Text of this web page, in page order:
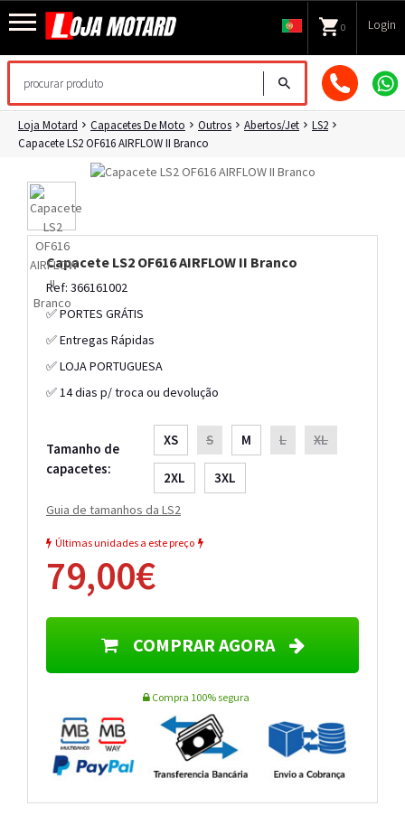
0 Login
Loja Motard Capacetes De Moto Outros Abertos/Jet
LS2
Capacete LS2 OF616 AIRFLOW II Branco
Capacete LS2 OF616 AIRFLOW II Branco
Ref: 366161002
✅ PORTES GRÁTIS
✅ Entregas Rápidas
✅ LOJA PORTUGUESA
✅ 14 dias p/ troca ou devolução
Tamanho de
capacetes:
XS S M L XL
2XL 3XL
Guia de tamanhos da LS2
Últimas unidades a este preço
79,00€
COMPRAR AGORA
Compra 100% segura